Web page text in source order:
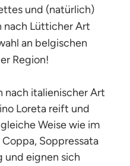
und (natürlich)
nach Lütticher Art
an belgischen
Region!
nach italienischer Art
Loreta reift und
Weise wie im
Soppressata
und eignen sich